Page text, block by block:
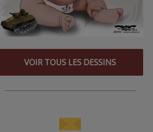
VOIR TOUS LES DESSINS